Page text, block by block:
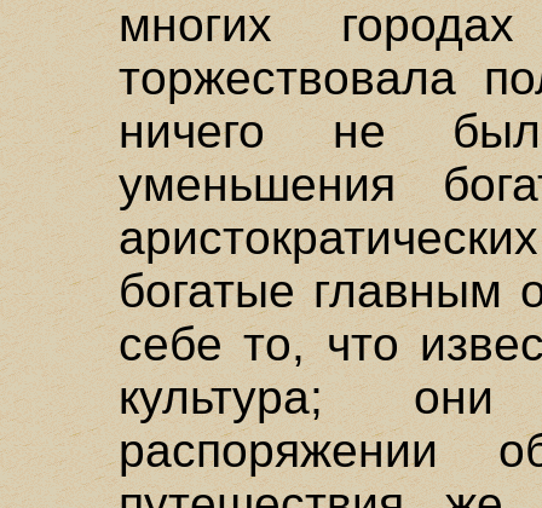
многих
торжествовала
ничего не
уменьшения
богатые главным
себе то, что
культура;
распоряжении